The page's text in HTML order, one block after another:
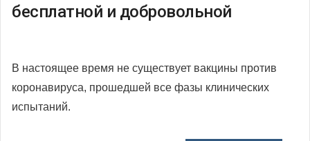
бесплатной и добровольной
В настоящее время не существует вакцины против
коронавируса, прошедшей все фазы клинических
испытаний.